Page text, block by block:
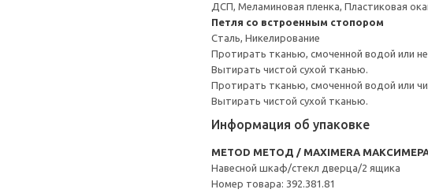
ДСП, Меламиновая пленка, Пластиковая
Петля со встроенным стопором
Сталь, Никелирование
Протирать тканью, смоченной водой или
Вытирать чистой сухой тканью.
Протирать тканью, смоченной водой или
Вытирать чистой сухой тканью.
Информация об упаковке
METOD МЕТОД / MAXIMERA
Навесной шкаф/стекл дверца/2 ящика
Номер товара: 392.381.81